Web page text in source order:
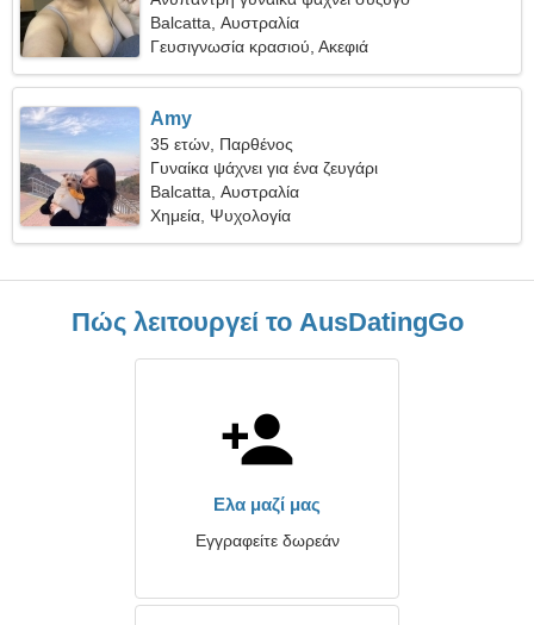
Balcatta, Αυστραλία
Γευσιγνωσία κρασιού, Ακεφιά
Amy
35 ετών, Παρθένος
Γυναίκα ψάχνει για ένα ζευγάρι
Balcatta, Αυστραλία
Χημεία, Ψυχολογία
Πώς λειτουργεί το AusDatingGo
Ελα μαζί μας
Εγγραφείτε δωρεάν